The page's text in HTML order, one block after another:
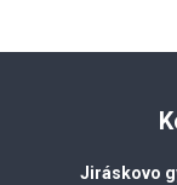
Jiráskovo